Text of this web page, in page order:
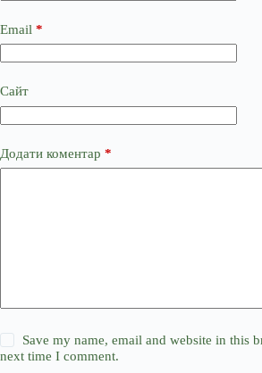
Email *
Сайт
Додати коментар *
Save my name, email and website in this
next time I comment.